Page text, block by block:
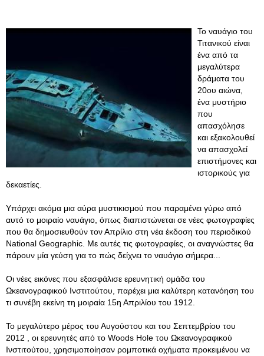
Το ναυάγιο του
Τιτανικού είναι
ένα από τα
μεγαλύτερα
δράματα του
20ου αιώνα,
ένα μυστήριο
που
απασχόλησε
και εξακολουθεί
να απασχολεί
επιστήμονες και
ιστορικούς για
δεκαετίες.
Υπάρχει ακόμα μια αύρα μυστικισμού που παραμένει γύρω από
αυτό το μοιραίο ναυάγιο, όπως διαπιστώνεται σε νέες φωτογραφίες
που θα δημοσιευθούν τον Απρίλιο στη νέα έκδοση του περιοδικού
National Geographic. Με αυτές τις φωτογραφίες, οι αναγνώστες θα
πάρουν μία γεύση για το πώς δείχνει το ναυάγιο σήμερα...
Οι νέες εικόνες που εξασφάλισε ερευνητική ομάδα του
Ωκεανογραφικού Ινστιτούτου, παρέχει μια καλύτερη κατανόηση του
τι συνέβη εκείνη τη μοιραία 15η Απριλίου του 1912.
Το μεγαλύτερο μέρος του Αυγούστου και του Σεπτεμβρίου του
2012 , οι ερευνητές από το Woods Hole του Ωκεανογραφικού
Ινστιτούτου, χρησιμοποίησαν ρομποτικά οχήματα προκειμένου να